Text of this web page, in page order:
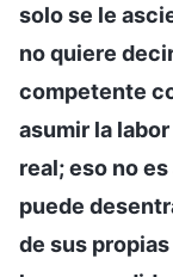
solo se le
no quiere
competente
asumir la
real; eso no
puede
de sus